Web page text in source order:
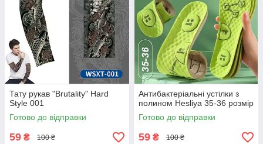
Тату рукав "Brutality" Hard
Style 001
Готово до відправки
59 ₴ 100 ₴
Антибактеріальні устілки з
полином Hesliya 35-36 розмір
Готово до відправки
59 ₴ 100 ₴